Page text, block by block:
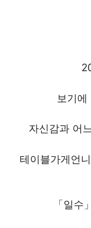
보기
자신감과 어
테이블가게언
「일